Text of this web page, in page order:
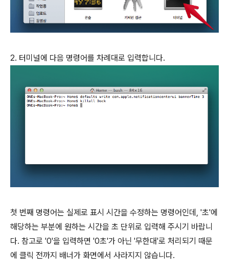
2. 터미널에 다음 명령어를 차례대로 입력합니다.
첫 번째 명령어는 실제로 표시 시간을 수정하는 명령어인데, '초'에
해당하는 부분에 원하는 시간을 초 단위로 입력해 주시기 바랍니
다. 참고로 '0'을 입력하면 '0초'가 아닌 '무한대'로 처리되기 때문
에 클릭 전까지 배너가 화면에서 사라지지 않습니다.